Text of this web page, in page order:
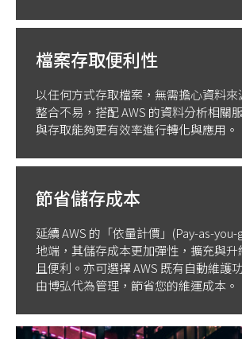
檔案存取便利性
以任何方式存取檔案，無需擔心資料
整合不易，搭配 AWS 的資料分析相關
與存取能夠更有效率進行轉化與應用。
節省儲存成本
延續 AWS 的「依量計價」(Pay-as-
地端，其儲存成本更加彈性，擴充與
且便利。亦可選擇 AWS 既有自動維護
由博弘代為管理，節省您的維運成本。